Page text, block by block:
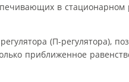
в стационарном
(П-регулятора),
приближенное